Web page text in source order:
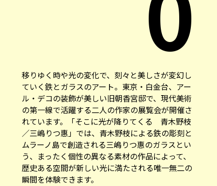
移りゆく時や光の変化で、刻々と美しさが変幻し
ていく鉄とガラスのアート。東京・白金台、アー
ル・デコの装飾が美しい旧朝香宮邸で、現代美術
の第一線で活躍する二人の作家の展覧会が開催さ
れています。「そこに光が降りてくる 青木野枝
／三嶋りつ惠」では、青木野枝による鉄の彫刻と
ムラーノ島で創造される三嶋りつ惠のガラスとい
う、まったく個性の異なる素材の作品によって、
歴史ある空間が新しい光に満たされる唯一無二の
瞬間を体験できます。